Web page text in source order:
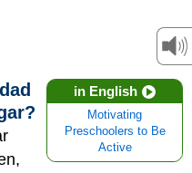
in English
Motivating
Preschoolers to Be
Active